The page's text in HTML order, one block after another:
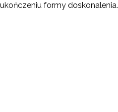
formy doskonalenia.